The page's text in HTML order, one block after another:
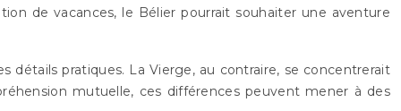
de vacances, le Bélier pourrait souhaiter une aventure
détails pratiques. La Vierge, au contraire, se concentrerait
mutuelle, ces différences peuvent mener à des